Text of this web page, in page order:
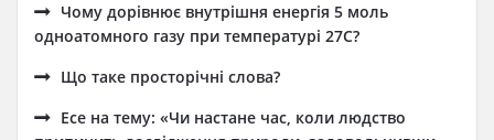
Чому дорівнює внутрішня енергія 5 моль
одноатомного газу при температурі 27C?
Що таке просторічні слова?
Есе на тему: «Чи настане час, коли людство